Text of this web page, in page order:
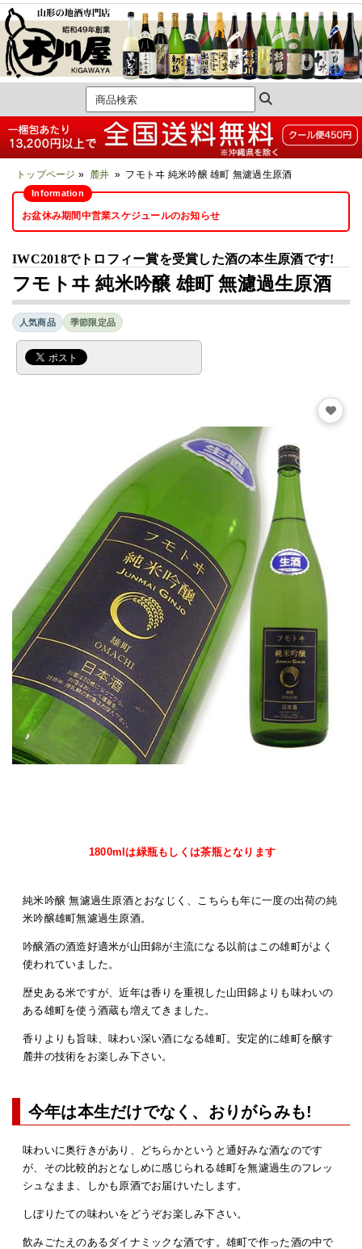
トップページ » 麓井 » フモトヰ 純米吟醸 雄町 無濾過生原酒
お盆休み期間中営業スケジュールのお知らせ
IWC2018でトロフィー賞を受賞した酒の本生原酒です!
フモトヰ 純米吟醸 雄町 無濾過生原酒
人気商品 季節限定品
1800mlは緑瓶もしくは茶瓶となります
純米吟醸 無濾過生原酒とおなじく、こちらも年に一度の出荷の純
米吟醸雄町無濾過生原酒。
吟醸酒の酒造好適米が山田錦が主流になる以前はこの雄町がよく
使われていました。
歴史ある米ですが、近年は香りを重視した山田錦よりも味わいの
ある雄町を使う酒蔵も増えてきました。
香りよりも旨味、味わい深い酒になる雄町。安定的に雄町を醸す
麓井の技術をお楽しみ下さい。
今年は本生だけでなく、おりがらみも!
味わいに奥行きがあり、どちらかというと通好みな酒なのです
が、その比較的おとなしめに感じられる雄町を無濾過生のフレッ
シュなまま、しかも原酒でお届けいたします。
しぼりたての味わいをどうぞお楽しみ下さい。
飲みごたえのあるダイナミックな酒です。雄町で作った酒の中で